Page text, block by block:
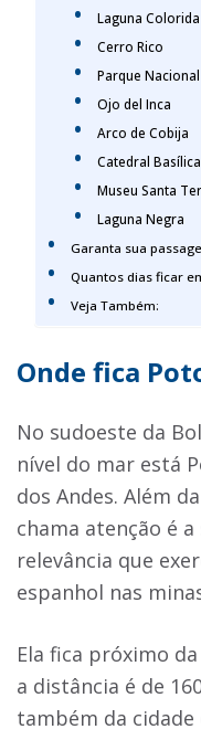
Laguna Colorida
Cerro Rico
Parque
Ojo del Inca
Arco de Cobija
Catedral
Museu Santa
Laguna Negra
Garanta sua
Quantos dias ficar
Veja Também:
Onde fica
No sudoeste da
nível do mar está
dos Andes. Além
chama atenção é
relevância que
espanhol nas
Ela fica próximo
a distância é de
também da cidade